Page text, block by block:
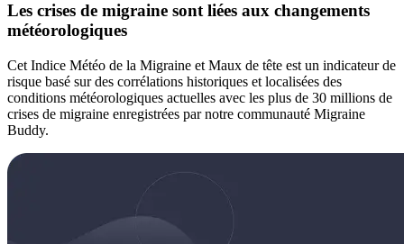
Les crises de migraine sont liées aux changements
météorologiques
Cet Indice Météo de la Migraine et Maux de tête est un indicateur de
risque basé sur des corrélations historiques et localisées des
conditions météorologiques actuelles avec les plus de 30 millions de
crises de migraine enregistrées par notre communauté Migraine
Buddy.